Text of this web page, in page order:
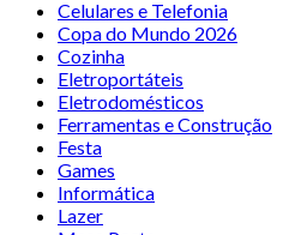
Celulares e Telefonia
Copa do Mundo 2026
Cozinha
Eletroportáteis
Eletrodomésticos
Ferramentas e Construção
Festa
Games
Informática
Lazer